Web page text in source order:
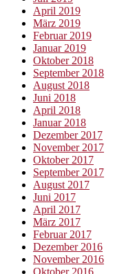
April 2019
März 2019
Februar 2019
Januar 2019
Oktober 2018
September 2018
August 2018
Juni 2018
April 2018
Januar 2018
Dezember 2017
November 2017
Oktober 2017
September 2017
August 2017
Juni 2017
April 2017
März 2017
Februar 2017
Dezember 2016
November 2016
Oktober 2016